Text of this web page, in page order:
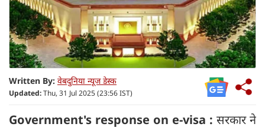
Written By: वेबदुनिया न्यूज डेस्क
Updated:Thu, 31 Jul 2025 (23:56 IST)
Government's response on e-visa : सरकार ने